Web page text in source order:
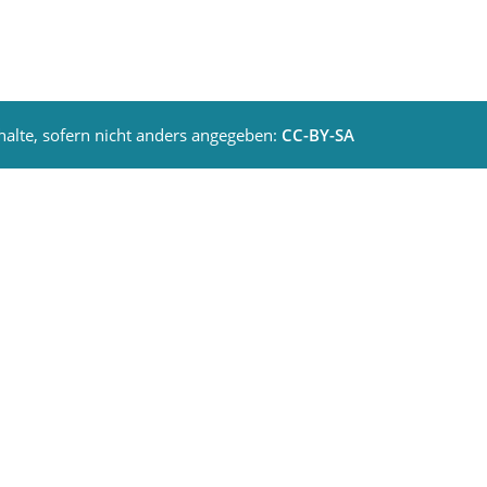
sofern nicht anders angegeben: CC-BY-SA